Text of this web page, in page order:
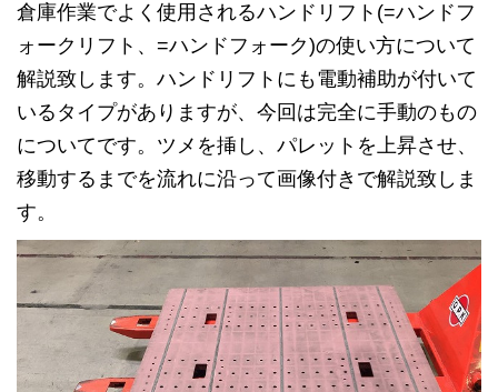
ッ倉庫作業でよく使用されるハンドリフト(=ハンドフ
ォークリフト、=ハンドフォーク)の使い方について
解説致します。ハンドリフトにも電動補助が付いて
いるタイプがありますが、今回は完全に手動のもの
についてです。ツメを挿し、パレットを上昇させ、
移動するまでを流れに沿って画像付きで解説致しま
す。